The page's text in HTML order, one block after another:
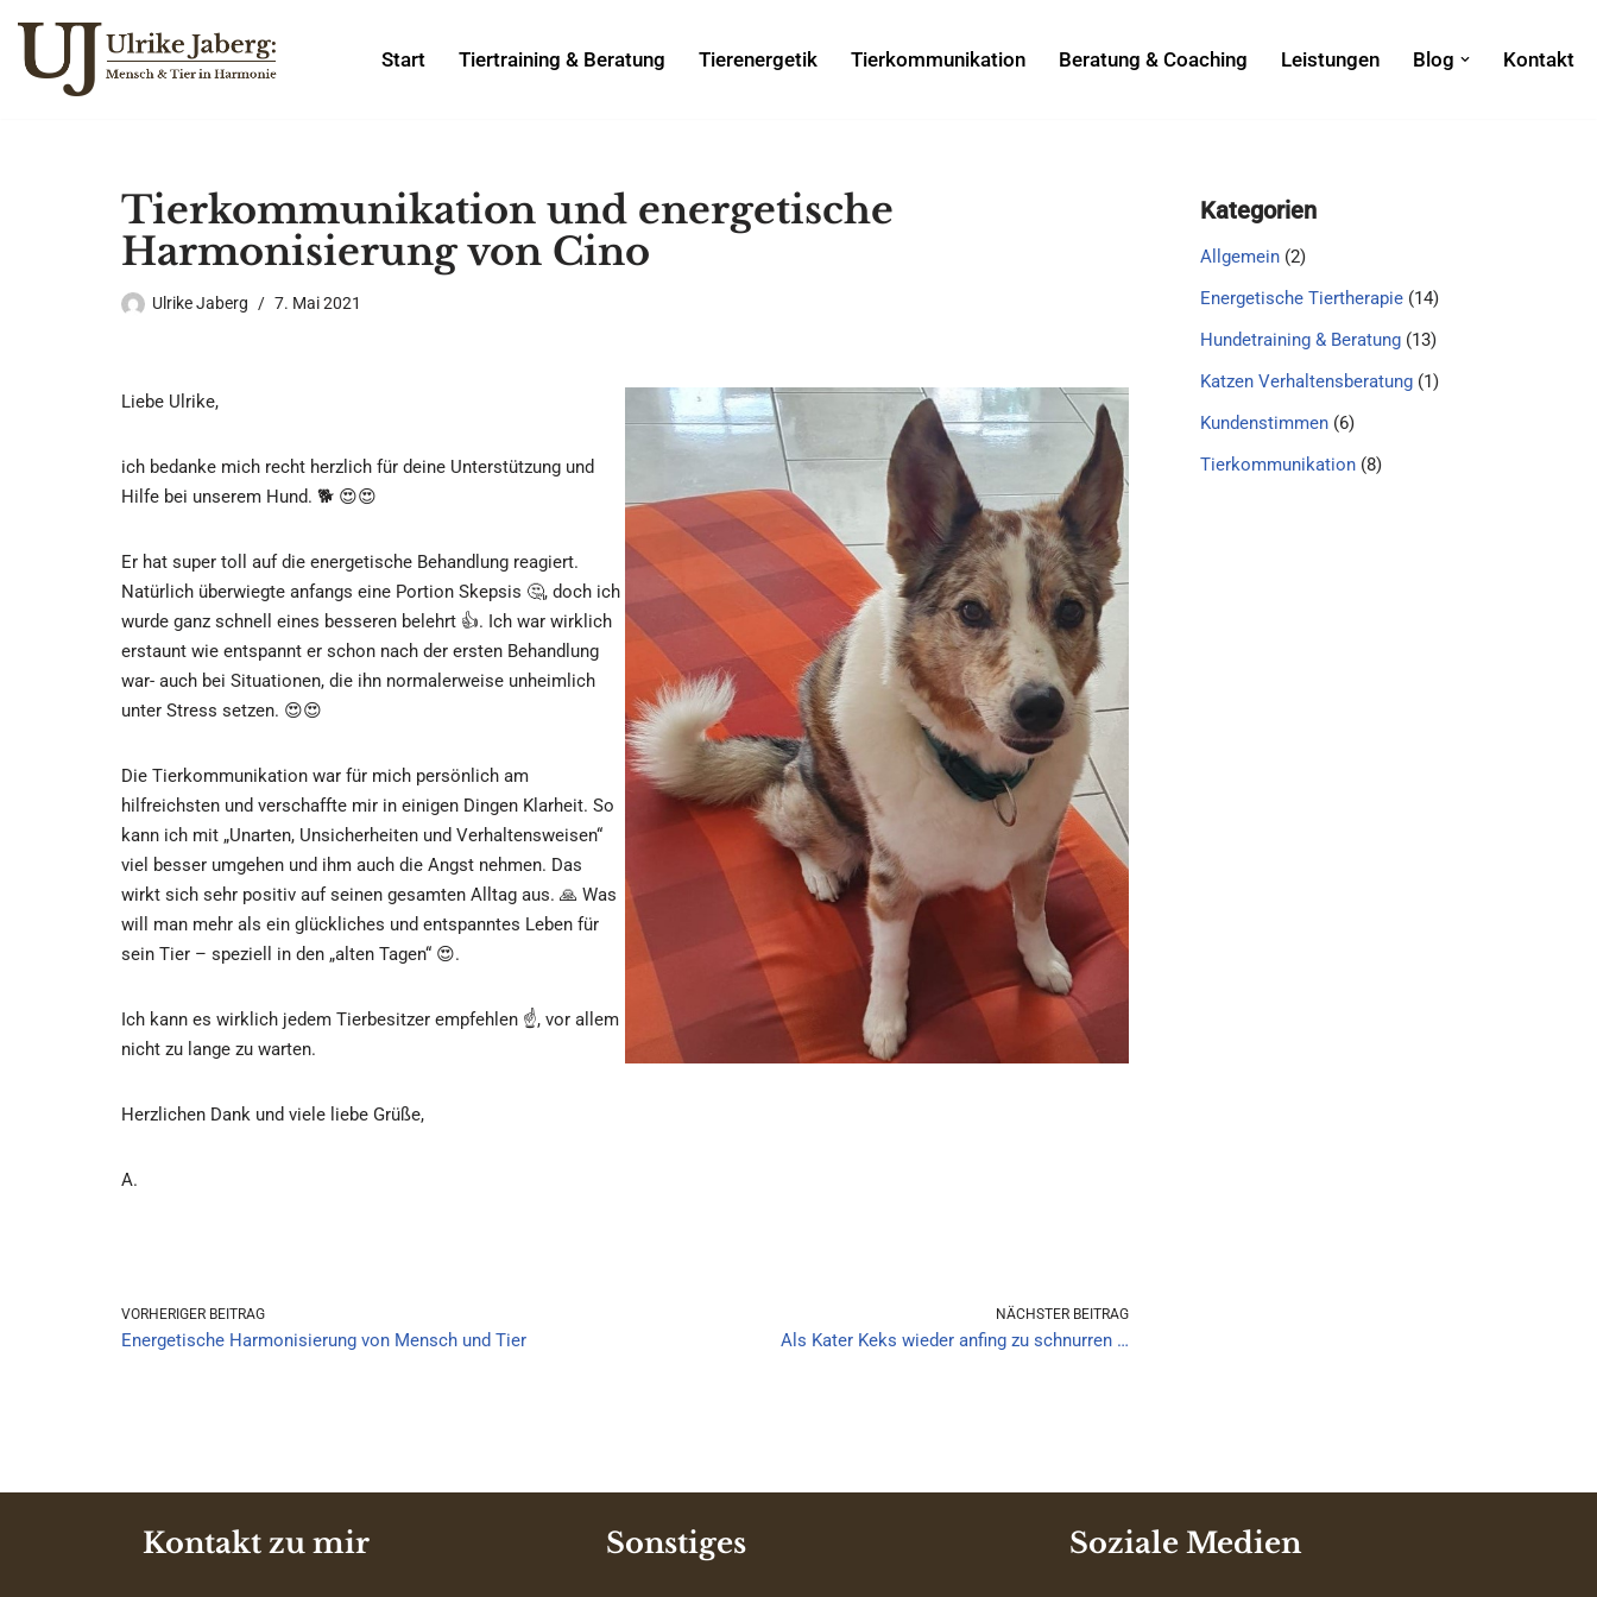
Zum
Start Tiertraining & Beratung Tierenergetik Tierkommunikation Beratung & Coaching Leistungen Blog Kontakt
Tierkommunikation und energetische
Harmonisierung von Cino
Ulrike Jaberg 7. Mai 2021
Liebe Ulrike,
ich bedanke mich recht herzlich für deine Unterstützung und
Hilfe bei unserem Hund. 🐕 😍😍
Er hat super toll auf die energetische Behandlung reagiert.
Natürlich überwiegte anfangs eine Portion Skepsis 🤔, doch ich
wurde ganz schnell eines besseren belehrt 👍. Ich war wirklich
erstaunt wie entspannt er schon nach der ersten Behandlung
war- auch bei Situationen, die ihn normalerweise unheimlich
unter Stress setzen. 😍😍
Die Tierkommunikation war für mich persönlich am
hilfreichsten und verschaffte mir in einigen Dingen Klarheit. So
kann ich mit „Unarten, Unsicherheiten und Verhaltensweisen“
viel besser umgehen und ihm auch die Angst nehmen. Das
wirkt sich sehr positiv auf seinen gesamten Alltag aus. 🙏 Was
will man mehr als ein glückliches und entspanntes Leben für
sein Tier – speziell in den „alten Tagen“ 😍.
Ich kann es wirklich jedem Tierbesitzer empfehlen ☝️, vor allem
nicht zu lange zu warten.
Herzlichen Dank und viele liebe Grüße,
A.
VORHERIGER BEITRAG
Energetische Harmonisierung von Mensch und Tier
NÄCHSTER BEITRAG
Als Kater Keks wieder anfing zu schnurren …
Kategorien
Allgemein(2)
Energetische Tiertherapie(14)
Hundetraining & Beratung(13)
Katzen Verhaltensberatung(1)
Kundenstimmen(6)
Tierkommunikation(8)
Kontakt zu mir Sonstiges Soziale Medien